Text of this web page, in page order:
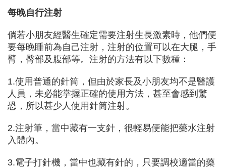
每晚自行注射
倘若小朋友經醫生確定需要注射生長激素時，他們便
要每晚睡前為自己注射，注射的位置可以在大腿，手
臂，臀部及腹部等。注射的方法有以下數種：
1.使用普通的針筒，但由於家長及小朋友均不是醫護
人員，未必能掌握正確的使用方法，甚至會感到驚
恐，所以甚少人使用針筒注射。
2.注射筆，當中藏有一支針，很輕易便能把藥水注射
入體內。
3.電子打針機，當中也藏有針的，只要調校適當的藥